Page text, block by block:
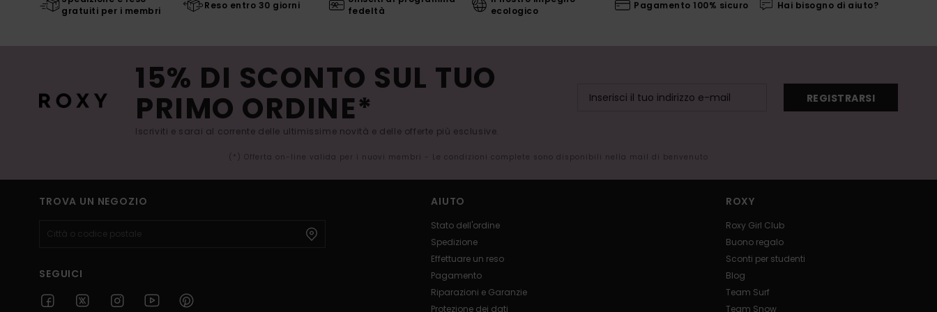
gratuiti per i membri
Reso entro 30 giorni
fedeltà
ecologico
Pagamento 100% sicuro Hai bisogno di aiuto?
15% DI SCONTO SUL TUO
PRIMO ORDINE*
Iscriviti e sarai al corrente delle ultimissime novità e delle offerte più esclusive.
REGISTRARSI
(*) Offerta on-line valida per i nuovi membri - Le condizioni complete sono disponibili nella mail di benvenuto
TROVA UN NEGOZIO
SEGUICI
AIUTO
Stato dell'ordine
Spedizione
Effettuare un reso
Pagamento
Riparazioni e Garanzie
Protezione dei dati
ROXY
Roxy Girl Club
Buono regalo
Sconti per studenti
Blog
Team Surf
Team Snow